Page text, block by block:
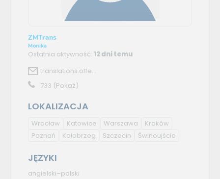
ZMTrans
Monika
Ostatnia aktywność:12 dni temu
translations.offe...
733 (Pokaż)
LOKALIZACJA
Wrocław Katowice Warszawa
Kraków
Poznań
Kołobrzeg Szczecin Świnoujście
JĘZYKI
angielski–polski